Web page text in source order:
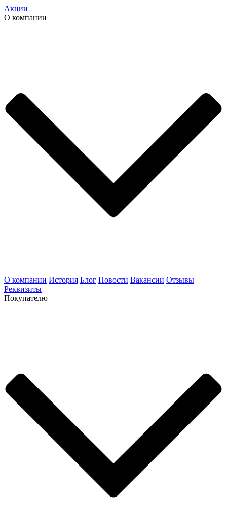
Акции
О компании
О компании История Блог Новости Вакансии Отзывы
Реквизиты
Покупателю